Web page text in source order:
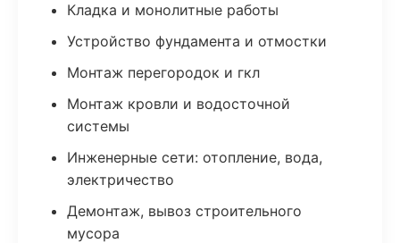
Кладка и монолитные работы
Устройство фундамента и отмостки
Монтаж перегородок и гкл
Монтаж кровли и водосточной
системы
Инженерные сети: отопление, вода,
электричество
Демонтаж, вывоз строительного
мусора